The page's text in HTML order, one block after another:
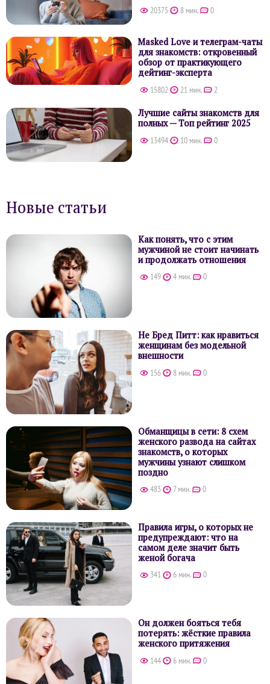
20375 8 мин. 0
Masked Love и телеграм-чаты
для знакомств: откровенный
обзор от практикующего
дейтинг-эксперта
15802 21 мин. 2
Лучшие сайты знакомств для
полных — Топ рейтинг 2025
13494 10 мин. 0
Новые статьи
Как понять, что с этим
мужчиной не стоит начинать
и продолжать отношения
149 4 мин. 0
Не Бред Питт: как нравиться
женщинам без модельной
внешности
156 8 мин. 0
Обманщицы в сети: 8 схем
женского развода на сайтах
знакомств, о которых
мужчины узнают слишком
поздно
483 7 мин. 0
Правила игры, о которых не
предупреждают: что на
самом деле значит быть
женой богача
341 6 мин. 0
Он должен бояться тебя
потерять: жёсткие правила
женского притяжения
144 6 мин. 0